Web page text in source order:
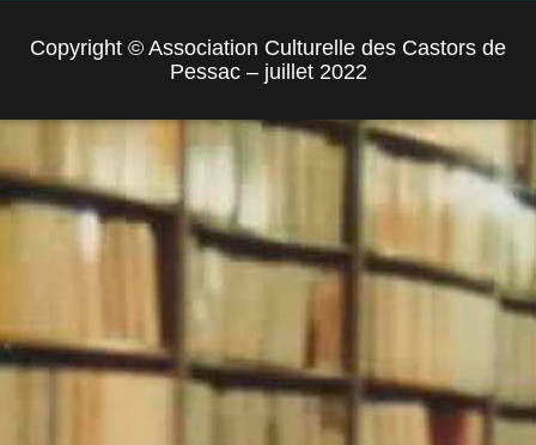
Copyright © Association Culturelle des Castors de
Pessac – juillet 2022